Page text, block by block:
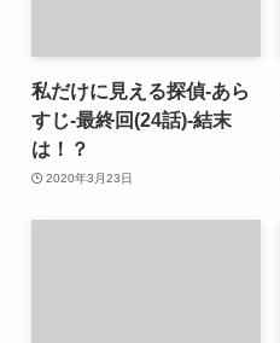
私だけに見える探偵-あら
すじ-最終回(24話)-結末
は！？
2020年3月23日